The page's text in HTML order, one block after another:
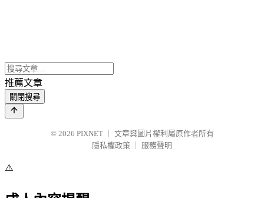
推薦文章
關閉搜尋
© 2026 PIXNET
文章與圖片權利屬原作者所有
隱私權政策
服務聲明
⚠️